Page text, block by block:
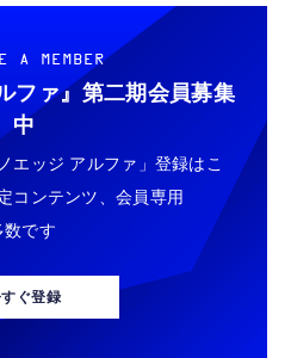
A MEMBER
ファ』 第二期会員募集
中
エッジ アルファ」登録はこ
コンテンツ、会員専用
です
ぐ登録